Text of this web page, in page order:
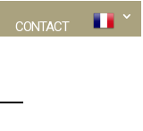
CONTACT